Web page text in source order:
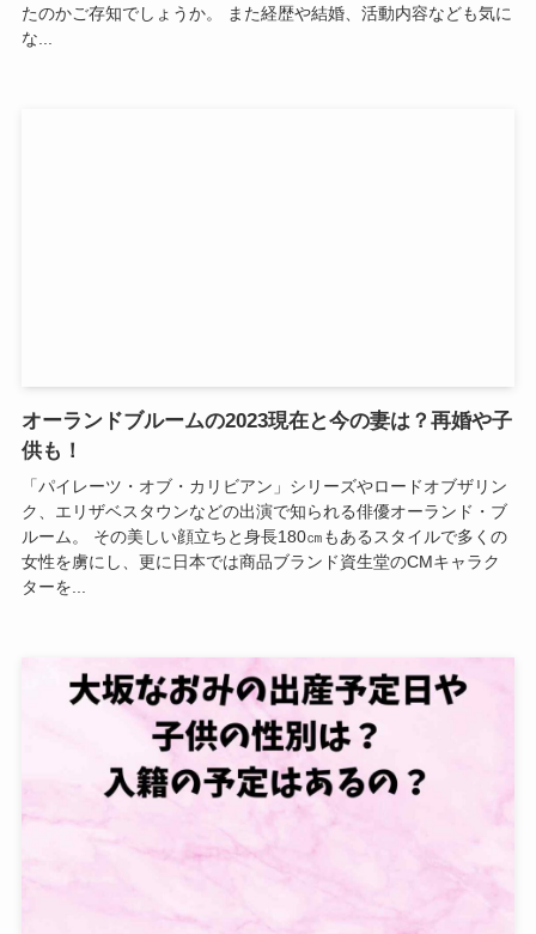
たのかご存知でしょうか。 また経歴や結婚、活動内容なども気に
な...
オーランドブルームの2023現在と今の妻は？再婚や子
供も！
「パイレーツ・オブ・カリビアン」シリーズやロードオブザリン
ク、エリザベスタウンなどの出演で知られる俳優オーランド・ブ
ルーム。 その美しい顔立ちと身長180㎝もあるスタイルで多くの
女性を虜にし、更に日本では商品ブランド資生堂のCMキャラク
ターを...